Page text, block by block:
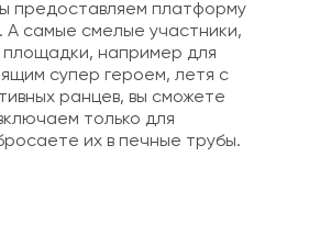
предоставляем платформу
А самые смелые участники,
площадки, например для
супер героем, летя с
ранцев, вы сможете
только для
их в печные трубы.